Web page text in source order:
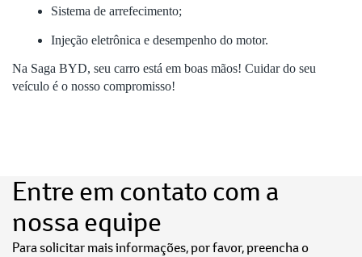
Sistema de arrefecimento;
Injeção eletrônica e desempenho do motor.
Na Saga BYD, seu carro está em boas mãos! Cuidar do seu
veículo é o nosso compromisso!
Entre em contato com a
nossa equipe
Para solicitar mais informações, por favor, preencha o